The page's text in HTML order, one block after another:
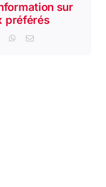
sur
préférés
WhatsApp
Email